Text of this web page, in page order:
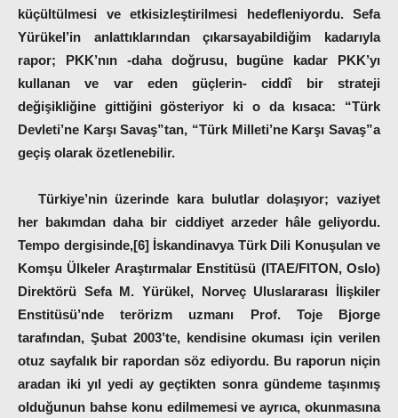
küçültülmesi ve etkisizleştirilmesi hedefleniyordu. Sefa
Yürükel’in anlattıklarından çıkarsayabildiğim kadarıyla
rapor; PKK’nın -daha doğrusu, bugüne kadar PKK’yı
kullanan ve var eden güçlerin- ciddî bir strateji
değişikliğine gittiğini gösteriyor ki o da kısaca: “Türk
Devleti’ne Karşı Savaş”tan, “Türk Milleti’ne Karşı Savaş”a
geçiş olarak özetlenebilir.
Türkiye’nin üzerinde kara bulutlar dolaşıyor; vaziyet
her bakımdan daha bir ciddiyet arzeder hâle geliyordu.
Tempo dergisinde,[6]İskandinavya Türk Dili Konuşulan ve
Komşu Ülkeler Araştırmalar Enstitüsü (ITAE/FITON, Oslo)
Direktörü Sefa M. Yürükel, Norveç Uluslararası İlişkiler
Enstitüsü’nde terörizm uzmanı Prof. Toje Bjorge
tarafından, Şubat 2003’te, kendisine okuması için verilen
otuz sayfalık bir rapordan söz ediyordu. Bu raporun niçin
aradan iki yıl yedi ay geçtikten sonra gündeme taşınmış
olduğunun bahse konu edilmemesi ve ayrıca, okunmasına